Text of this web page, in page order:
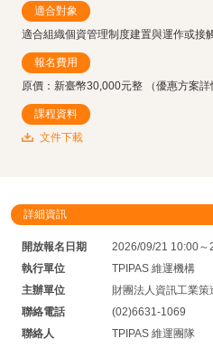
適合對象
適合組織個資管理制度建置與運作或接
報名費用
原價：新臺幣30,000元整 （優惠方案詳
課程資料
文件下載
詳細資訊
開放報名日期
2026/09/21 10:00
執行單位
TPIPAS 維運機構
主辦單位
財團法人資訊工業
聯絡電話
(02)6631-1069
聯絡人
TPIPAS 維運團隊